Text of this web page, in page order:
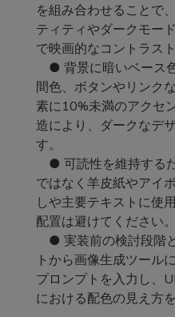
を組み合わせることで
ティティやダークモー
で映画的なコントラス
● 背景に暗いベース
間色、ボタンやリンク
素に10%未満のアクセ
造により、ダークなデ
す。
● 可読性を維持する
ではなく羊皮紙やアイ
しや主要テキストに使
配置は避けてください。
● 実装前の検討段階
トから画像生成ツール
プロンプトを入力し、
における配色の見え方